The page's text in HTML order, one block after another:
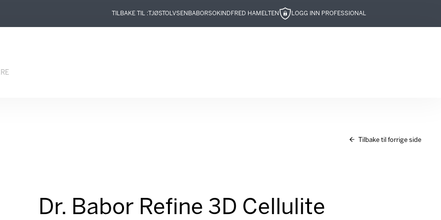
TILBAKE TIL : TJØSTOLVSEN BABORSOKIND FRED HAMELTEN LOGG INN PROFESSIONAL
Tilbake til forrige side
Dr. Babor Refine 3D Cellulite